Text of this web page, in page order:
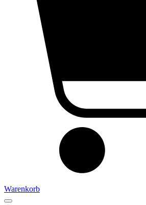
Warenkorb